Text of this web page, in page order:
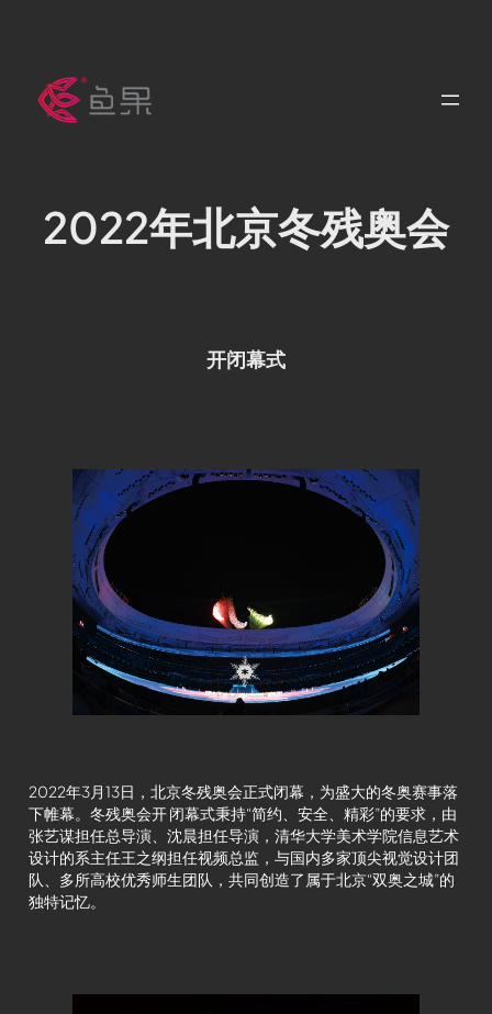
2022年北京冬残奥会
开闭幕式
2022年3月13日，北京冬残奥会正式闭幕，为盛大的冬奥赛事落
下帷幕。冬残奥会开 闭幕式秉持“简约、安全、精彩”的要求，由
张艺谋担任总导演、沈晨担任导演，清华大学美术学院信息艺术
设计的系主任王之纲担任视频总监，与国内多家顶尖视觉设计团
队、多所高校优秀师生团队，共同创造了属于北京“双奥之城”的
独特记忆。